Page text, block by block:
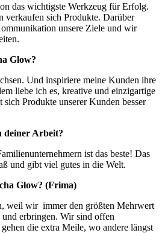
das wichtigste Werkzeug für Erfolg.
sich Produkte. Darüber
unsere Ziele und wir
Glow?
Und inspiriere meine Kunden ihre
liebe ich es, kreative und einzigartige
Produkte unserer Kunden besser
deiner Arbeit?
ist das beste! Das
und gibt viel gutes in die Welt.
Glow? (Frima)
weil wir immer den größten Mehrwert
erbringen. Wir sind offen
die extra Meile, wo andere längst